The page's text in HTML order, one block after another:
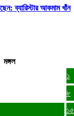
ব্যারিস্টার আকমাম খাঁন
মঙ্গল
১
৮
১৫